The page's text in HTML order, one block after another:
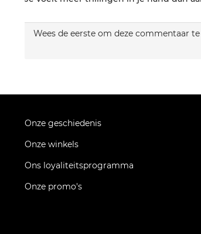
Wees de eerste om deze commentaar te
Onze geschiedenis
Onze winkels
Ons loyaliteitsprogramma
Onze promo's